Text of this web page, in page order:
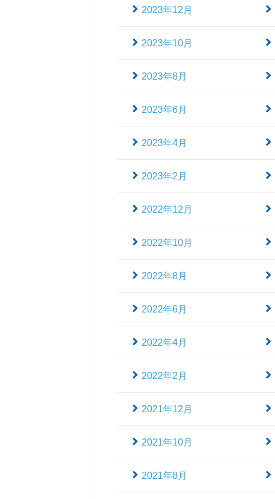
2023年12月
2023年10月
2023年8月
2023年6月
2023年4月
2023年2月
2022年12月
2022年10月
2022年8月
2022年6月
2022年4月
2022年2月
2021年12月
2021年10月
2021年8月